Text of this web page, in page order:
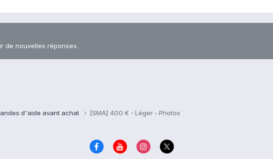
de nouvelles réponses.
d'aide avant achat [SMA] 400 € - Léger - Photos